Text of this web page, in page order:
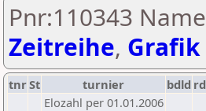
Pnr:110343
Zeitreihe,
tnrSt turnier bdld rd
Elozahl per 01.01.2006